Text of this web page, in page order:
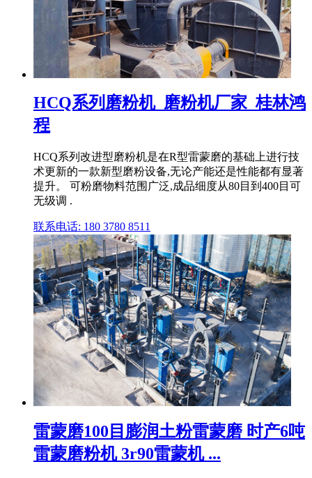
HCQ系列磨粉机_磨粉机厂家_桂林鸿
程
HCQ系列改进型磨粉机是在R型雷蒙磨的基础上进行技
术更新的一款新型磨粉设备,无论产能还是性能都有显著
提升。 可粉磨物料范围广泛,成品细度从80目到400目可
无级调 .
联系电话: 180 3780 8511
雷蒙磨100目膨润土粉雷蒙磨 时产6吨
雷蒙磨粉机 3r90雷蒙机 ...